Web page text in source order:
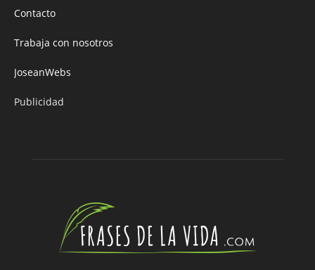
Contacto
Trabaja con nosotros
JoseanWebs
Publicidad